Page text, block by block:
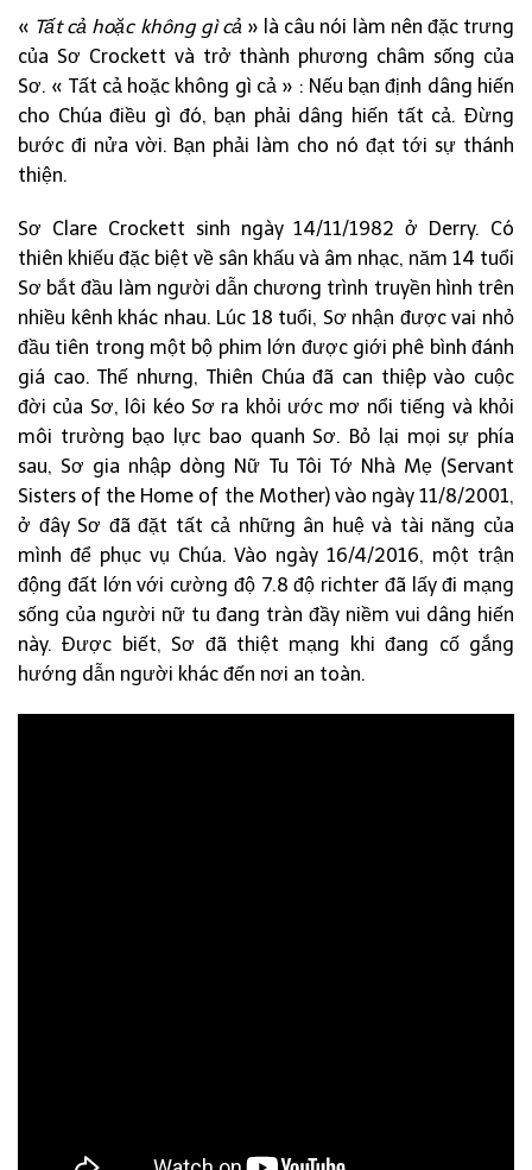
« Tất cả hoặc không gì cả » là câu nói làm nên đặc trưng
của Sơ Crockett và trở thành phương châm sống của
Sơ. « Tất cả hoặc không gì cả » : Nếu bạn định dâng hiến
cho Chúa điều gì đó, bạn phải dâng hiến tất cả. Đừng
bước đi nửa vời. Bạn phải làm cho nó đạt tới sự thánh
thiện.
Sơ Clare Crockett sinh ngày 14/11/1982 ở Derry. Có
thiên khiếu đặc biệt về sân khấu và âm nhạc, năm 14 tuổi
Sơ bắt đầu làm người dẫn chương trình truyền hình trên
nhiều kênh khác nhau. Lúc 18 tuổi, Sơ nhận được vai nhỏ
đầu tiên trong một bộ phim lớn được giới phê bình đánh
giá cao. Thế nhưng, Thiên Chúa đã can thiệp vào cuộc
đời của Sơ, lôi kéo Sơ ra khỏi ước mơ nổi tiếng và khỏi
môi trường bạo lực bao quanh Sơ. Bỏ lại mọi sự phía
sau, Sơ gia nhập dòng Nữ Tu Tôi Tớ Nhà Mẹ (Servant
Sisters of the Home of the Mother) vào ngày 11/8/2001,
ở đây Sơ đã đặt tất cả những ân huệ và tài năng của
mình để phục vụ Chúa. Vào ngày 16/4/2016, một trận
động đất lớn với cường độ 7.8 độ richter đã lấy đi mạng
sống của người nữ tu đang tràn đầy niềm vui dâng hiến
này. Được biết, Sơ đã thiệt mạng khi đang cố gắng
hướng dẫn người khác đến nơi an toàn.